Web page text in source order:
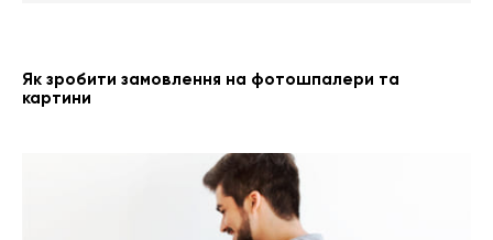
Як зробити замовлення на фотошпалери та
картини